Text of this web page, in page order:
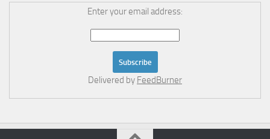
Enter your email address:
Delivered by FeedBurner